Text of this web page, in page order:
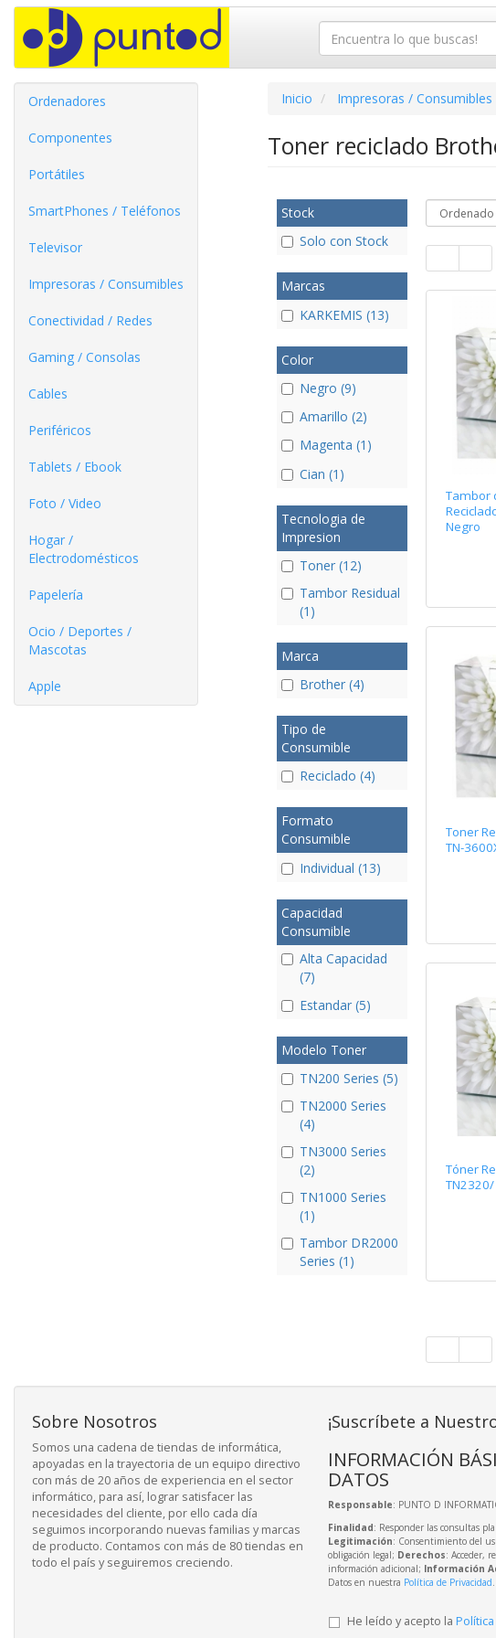
Ordenadores
Componentes
Portátiles
SmartPhones / Teléfonos
Televisor
Impresoras / Consumibles
Conectividad / Redes
Gaming / Consolas
Cables
Periféricos
Tablets / Ebook
Foto / Video
Hogar /
Electrodomésticos
Papelería
Ocio / Deportes /
Mascotas
Apple
Inicio Impresoras / Consumibles
Toner reciclado
Stock
Solo con Stock
Marcas
KARKEMIS (13)
Color
Negro (9)
Amarillo (2)
Magenta (1)
Cian (1)
Tecnologia de
Impresion
Toner (12)
Tambor Residual
(1)
Marca
Brother (4)
Tipo de
Consumible
Reciclado (4)
Formato
Consumible
Individual (13)
Capacidad
Consumible
Alta Capacidad
(7)
Estandar (5)
Modelo Toner
TN200 Series (5)
TN2000 Series
(4)
TN3000 Series
(2)
TN1000 Series
(1)
Tambor DR2000
Series (1)
Tambor
Negro
Toner
TN-
Tóner
Sobre Nosotros
Somos una cadena de tiendas de informática,
apoyadas en la trayectoria de un equipo directivo
con más de 20 años de experiencia en el sector
informático, para así, lograr satisfacer las
necesidades del cliente, por ello cada día
seguimos incorporando nuevas familias y marcas
de producto. Contamos con más de 80 tiendas en
todo el país y seguiremos creciendo.
¡Suscríbete a
INFORMACIÓN
DATOS
Responsable: PUNTO D
Finalidad: Responder las consultas
Legitimación: Consentimiento del
obligación legal; Derechos: Acceder,
información adicional; Información
Datos en nuestra Política de Privacidad
He leído y acepto la